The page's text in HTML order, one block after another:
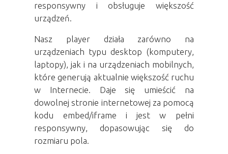
responsywny i obsługuje większość
urządzeń.
Nasz player działa zarówno na
urządzeniach typu desktop (komputery,
laptopy), jak i na urządzeniach mobilnych,
które generują aktualnie większość ruchu
w Internecie. Daje się umieścić na
dowolnej stronie internetowej za pomocą
kodu embed/iframe i jest w pełni
responsywny, dopasowując się do
rozmiaru pola.